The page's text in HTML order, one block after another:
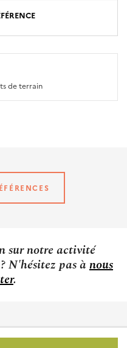
de terrain
sur notre activité
N'hésitez pas ànous
.